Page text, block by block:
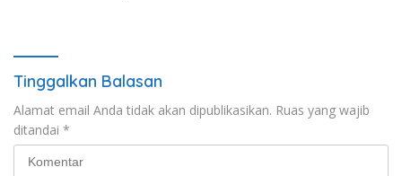
Tinggalkan Balasan
Alamat email Anda tidak akan dipublikasikan. Ruas yang wajib
ditandai *